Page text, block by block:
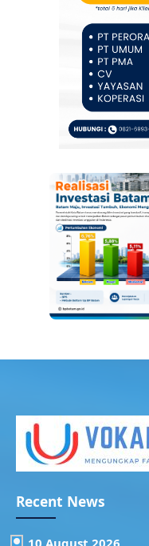
Recent News